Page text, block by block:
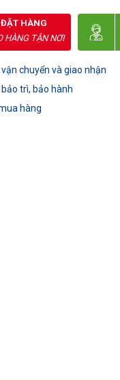
ĐẶT HÀNG
HÀNG TẬN NƠI
chuyển và giao nhận
trì, bảo hành
hàng